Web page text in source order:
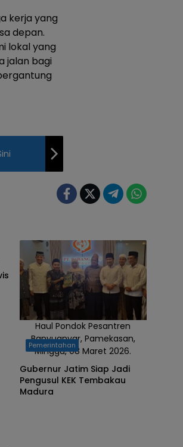
kerja yang
depan.
lokal yang
jalan bagi
Haul Pondok Pesantren
Banyuanyar, Pamekasan,
Minggu, 08 Maret 2026.
Pemerintahan
Gubernur Jatim Siap Jadi
Pengusul KEK Tembakau
Madura